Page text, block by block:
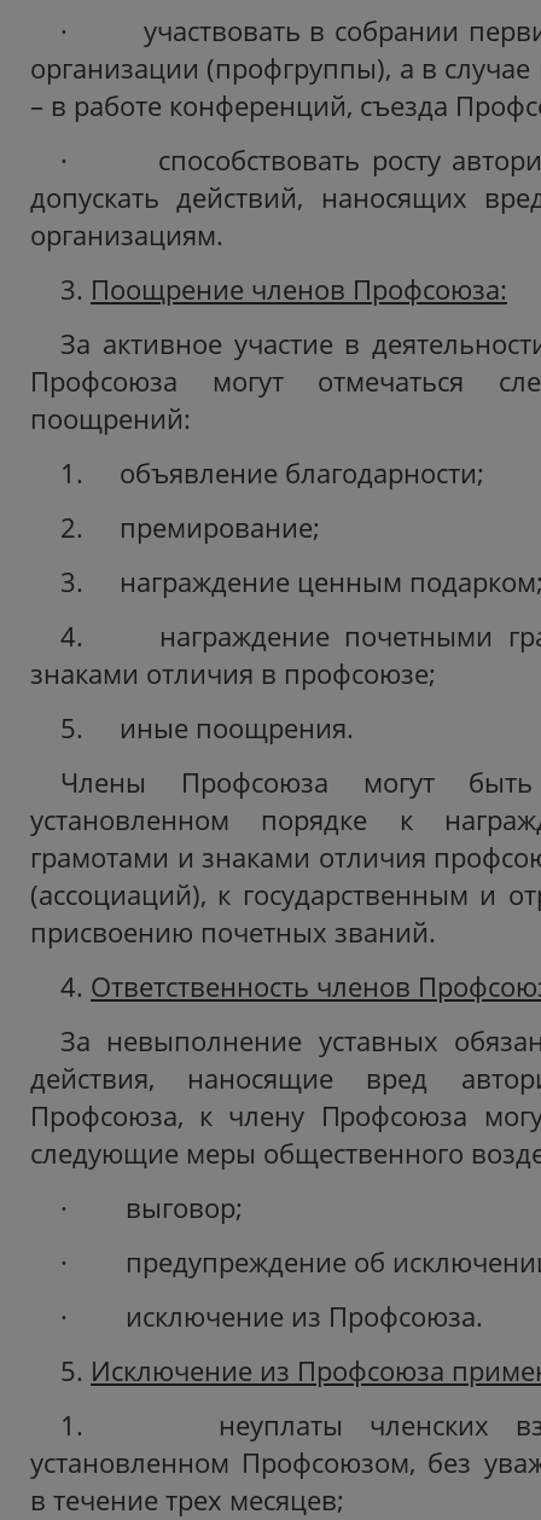
· участвовать в собрании
организации (профгруппы), а в
– в работе конференций, съезда
· способствовать росту
допускать действий, наносящих
организациям.
3. Поощрение членов Профсоюза:
За активное участие в
Профсоюза могут отмечаться
поощрений:
1. объявление благодарности;
2. премирование;
3. награждение ценным
4. награждение почетными
знаками отличия в профсоюзе;
5. иные поощрения.
Члены Профсоюза могут
установленном порядке к
грамотами и знаками отличия
(ассоциаций), к государственным и
присвоению почетных званий.
4. Ответственность членов
За невыполнение уставных
действия, наносящие вред
Профсоюза, к члену Профсоюза
следующие меры общественного
· выговор;
· предупреждение об
· исключение из Профсоюза.
5. Исключение из Профсоюза
1. неуплаты членских
установленном Профсоюзом, без
в течение трех месяцев;